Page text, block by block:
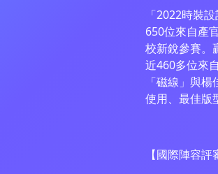
「2022時裝
650位來自產
校新銳參賽。
近460多位來
「磁線」與
使用、最佳版
【國際陣容